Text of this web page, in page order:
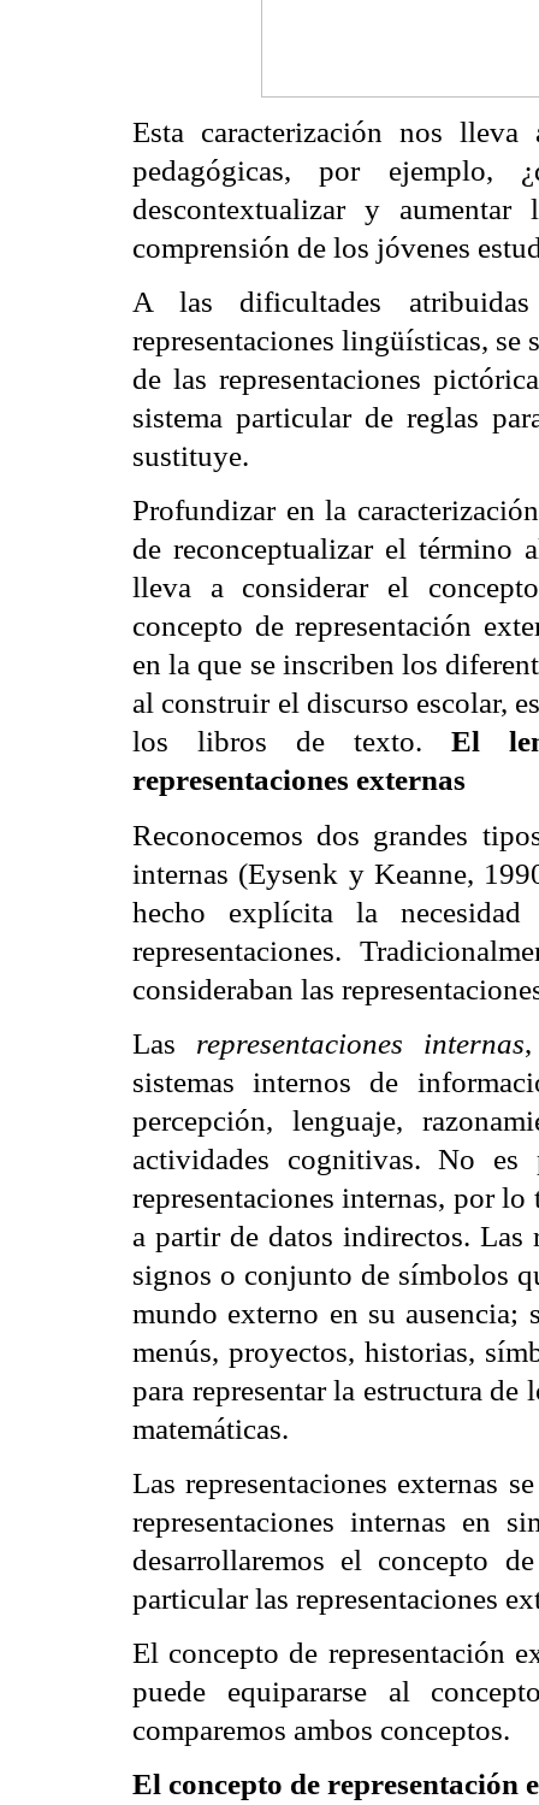
Esta caracterización nos
pedagógicas, por ejemplo,
descontextualizar y
comprensión de los jóvenes
A las dificultades
representaciones lingüísticas, se
de las representaciones
sistema particular de reglas
sustituye.
Profundizar en la
de reconceptualizar el término
lleva a considerar el
concepto de representación
en la que se inscriben los
al construir el discurso escolar,
los libros de texto. El
representaciones externas
Reconocemos dos grandes
internas (Eysenk y Keanne,
hecho explícita la
representaciones.
consideraban las
Las representaciones internas
sistemas internos de
percepción, lenguaje,
actividades cognitivas. No
representaciones internas, por
a partir de datos indirectos. Las
signos o conjunto de símbolos
mundo externo en su ausencia;
menús, proyectos, historias,
para representar la estructura de
matemáticas.
Las representaciones externas
representaciones internas en
desarrollaremos el concepto
particular las representaciones
El concepto de representación
puede equipararse al
comparemos ambos conceptos.
El concepto de representación